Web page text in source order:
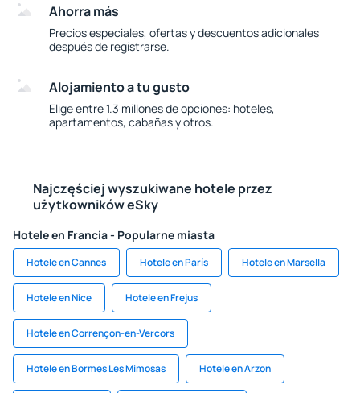
Ahorra más
Precios especiales, ofertas y descuentos adicionales
después de registrarse.
Alojamiento a tu gusto
Elige entre 1.3 millones de opciones: hoteles,
apartamentos, cabañas y otros.
Najczęściej wyszukiwane hotele przez
użytkowników eSky
Hotele en Francia - Popularne miasta
Hotele en Cannes Hotele en París Hotele en Marsella
Hotele en Nice Hotele en Frejus
Hotele en Corrençon-en-Vercors
Hotele en Bormes Les Mimosas Hotele en Arzon